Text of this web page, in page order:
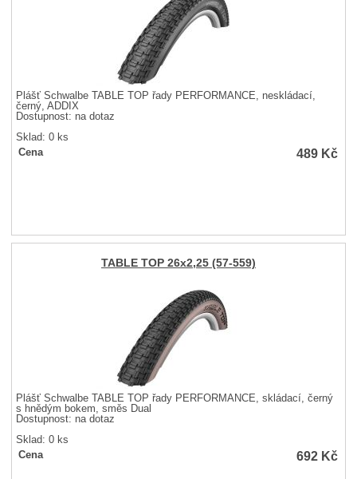
Plášť Schwalbe TABLE TOP řady PERFORMANCE, neskládací,
černý, ADDIX
Dostupnost: na dotaz
Sklad: 0 ks
Cena
489 Kč
TABLE TOP 26x2,25 (57-559)
Plášť Schwalbe TABLE TOP řady PERFORMANCE, skládací, černý
s hnědým bokem, směs Dual
Dostupnost: na dotaz
Sklad: 0 ks
Cena
692 Kč